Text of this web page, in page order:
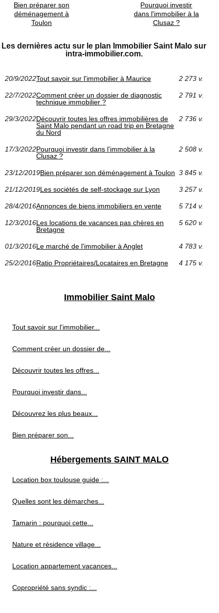
Bien préparer son
déménagement à
Toulon
Pourquoi investir
dans l'immobilier à la
Clusaz ?
Les dernières actu sur le plan Immobilier Saint Malo sur
intra-immobilier.com.
20/9/2022Tout savoir sur l'immobilier à Maurice 2 273 v.
22/7/2022Comment créer un dossier de diagnostic
technique immobilier ?
2 791 v.
29/3/2022Découvrir toutes les offres immobilières de
Saint Malo pendant un road trip en Bretagne
du Nord
2 736 v.
17/3/2022Pourquoi investir dans l'immobilier à la
Clusaz ?
2 508 v.
23/12/2019Bien préparer son déménagement à Toulon 3 845 v.
21/12/2019Les sociétés de self-stockage sur Lyon 3 257 v.
28/4/2016Annonces de biens immobiliers en vente 5 714 v.
12/3/2016Les locations de vacances pas chères en
Bretagne
5 620 v.
01/3/2016Le marché de l'immobilier à Anglet 4 783 v.
25/2/2016Ratio Propriétaires/Locataires en Bretagne 4 175 v.
Immobilier Saint Malo
Tout savoir sur l'immobilier...
Comment créer un dossier de...
Découvrir toutes les offres...
Pourquoi investir dans...
Découvrez les plus beaux...
Bien préparer son...
Hébergements SAINT MALO
Location box toulouse guide :...
Quelles sont les démarches...
Tamarin : pourquoi cette...
Nature et résidence village...
Location appartement vacances...
Copropriété sans syndic :...